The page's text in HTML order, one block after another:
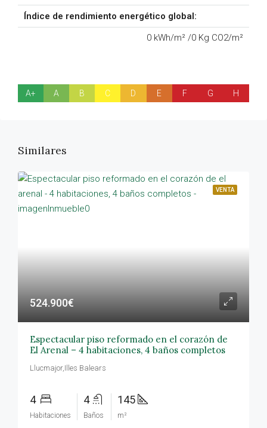
Índice de rendimiento energético global:
0 kWh/m² /0 Kg CO2/m²
A+ A B C D E F G H
Similares
VENTA
524.900€
Espectacular piso reformado en el corazón de
El Arenal – 4 habitaciones, 4 baños completos
Llucmajor,Illes Balears
4
Habitaciones
4
Baños
145
m²